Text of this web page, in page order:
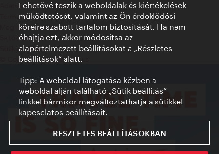
Adatvédelmi nyilatkozat
Terms of Use
Megközelíthetőség
Sajtókapcsolat
Sütik beállítása
© Copyright WienTourismus
Lehetővé teszik a weboldalak és kiértékelések
működtetését, valamint az Ön érdeklődési
köreire szabott tartalom biztosítását. Ha nem
óhajtja ezt, akkor módosítsa az
alapértelmezett beállításokat a „Részletes
beállítások“ alatt.
Tipp: A weboldal látogatása közben a
weboldal alján található „Sütik beállítás”
linkkel bármikor megváltoztathatja a sütikkel
kapcsolatos beállításait.
RESZLETES BEÁLLÍTÁSOKBAN